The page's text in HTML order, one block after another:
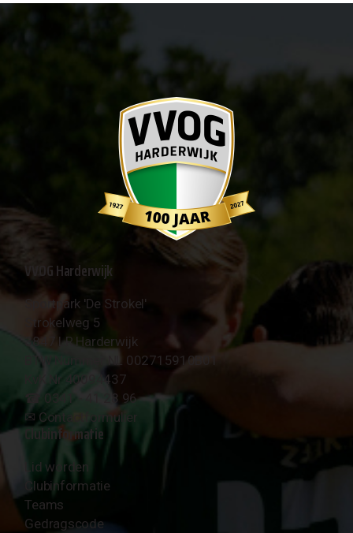
VVOG Harderwijk
Sportpark 'De Strokel'
Strokelweg 5
3847 LR Harderwijk
BTW Nummer NL 002715910B01
KvK Nr 40094437
☎︎ 0341 - 41 28 96
✉︎ Contactformulier
Clubinformatie
Lid worden
Clubinformatie
Teams
Gedragscode